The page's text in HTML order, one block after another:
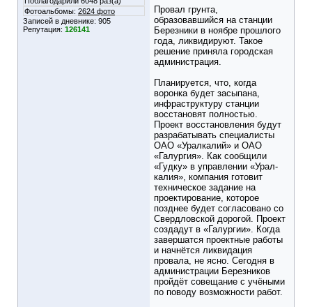
Фотоальбомы: 2624 фото
Записей в дневнике: 905
Репутация: 126141
Провал грунта,
образовавшийся на станции
Березники в ноябре прошлого
года, ликвидируют. Такое
решение приняла городская
администрация.
Планируется, что, когда
воронка будет засыпана,
инфраструктуру станции
восстановят полностью.
Проект восстановления будут
разрабатывать специалисты
ОАО «Уралкалий» и ОАО
«Галургия». Как сообщили
«Гудку» в управлении «Урал-
калия», компания готовит
техническое задание на
проектирование, которое
позднее будет согласовано со
Свердловской дорогой. Проект
создадут в «Галургии». Когда
завершатся проектные работы
и начнётся ликвидация
провала, не ясно. Сегодня в
администрации Березников
пройдёт совещание с учёными
по поводу возможности работ.